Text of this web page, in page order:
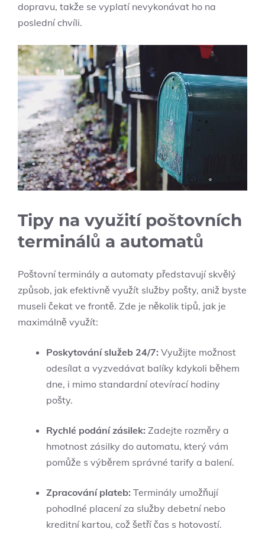
dopravu, takže se vyplatí nevykonávat ho na
poslední chvíli.
Tipy na využití poštovních
terminálů a automatů
Poštovní terminály a automaty představují skvělý
způsob, jak efektivně využít služby pošty, aniž byste
museli čekat ve frontě. Zde je několik tipů, jak je
maximálně využít:
Poskytování služeb 24/7: Využijte možnost
odesílat a vyzvedávat balíky kdykoli během
dne, i mimo standardní otevírací hodiny
pošty.
Rychlé podání zásilek: Zadejte rozměry a
hmotnost zásilky do automatu, který vám
pomůže s výběrem správné tarify a balení.
Zpracování plateb: Terminály umožňují
pohodlné placení za služby debetní nebo
kreditní kartou, což šetří čas s hotovostí.